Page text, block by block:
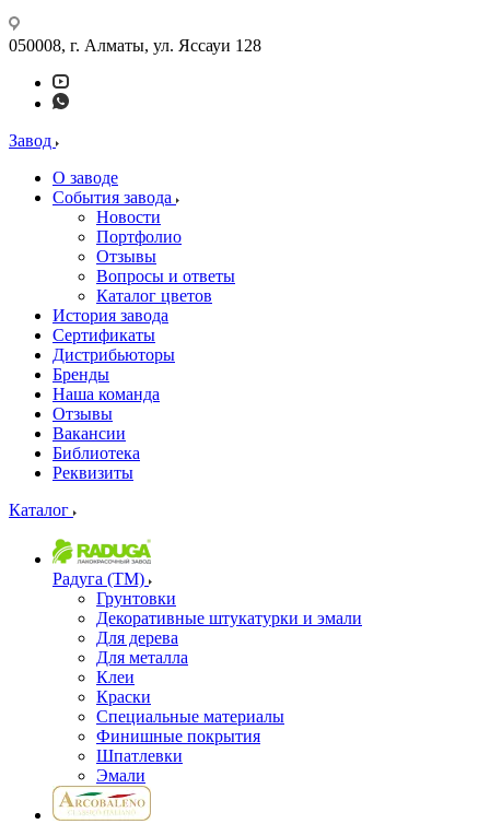
050008, г. Алматы, ул. Яссауи 128
Завод
О заводе
События завода
Новости
Портфолио
Отзывы
Вопросы и ответы
Каталог цветов
История завода
Сертификаты
Дистрибьюторы
Бренды
Наша команда
Отзывы
Вакансии
Библиотека
Реквизиты
Каталог
Радуга (ТМ)
Грунтовки
Декоративные штукатурки и эмали
Для дерева
Для металла
Клеи
Краски
Специальные материалы
Финишные покрытия
Шпатлевки
Эмали